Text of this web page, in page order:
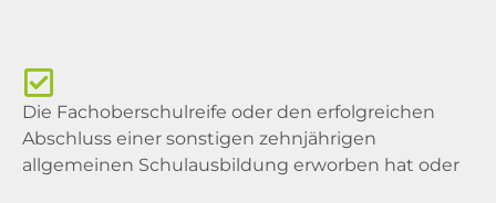
Die Fachoberschulreife oder den erfolgreichen
Abschluss einer sonstigen zehnjährigen
allgemeinen Schulausbildung erworben hat oder